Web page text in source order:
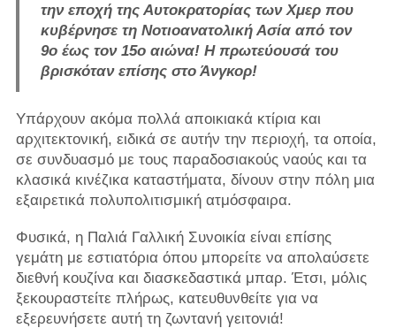
την εποχή της Αυτοκρατορίας των Χμερ που
κυβέρνησε τη Νοτιοανατολική Ασία από τον
9ο έως τον 15ο αιώνα! Η πρωτεύουσά του
βρισκόταν επίσης στο Άνγκορ!
Υπάρχουν ακόμα πολλά αποικιακά κτίρια και
αρχιτεκτονική, ειδικά σε αυτήν την περιοχή, τα οποία,
σε συνδυασμό με τους παραδοσιακούς ναούς και τα
κλασικά κινέζικα καταστήματα, δίνουν στην πόλη μια
εξαιρετικά πολυπολιτισμική ατμόσφαιρα.
Φυσικά, η Παλιά Γαλλική Συνοικία είναι επίσης
γεμάτη με εστιατόρια όπου μπορείτε να απολαύσετε
διεθνή κουζίνα και διασκεδαστικά μπαρ. Έτσι, μόλις
ξεκουραστείτε πλήρως, κατευθυνθείτε για να
εξερευνήσετε αυτή τη ζωντανή γειτονιά!